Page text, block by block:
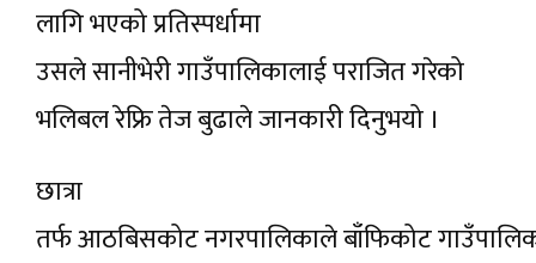
लागि भएको प्रतिस्पर्धामा
उसले सानीभेरी गाउँपालिकालाई पराजित गरेको
भलिबल रेफ्रि तेज बुढाले जानकारी दिनुभयो ।
छात्रा
तर्फ आठबिसकोट नगरपालिकाले बाँफिकोट